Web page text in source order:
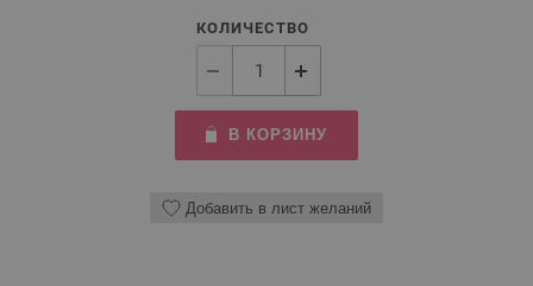
КОЛИЧЕСТВО
В КОРЗИНУ
Добавить в лист желаний